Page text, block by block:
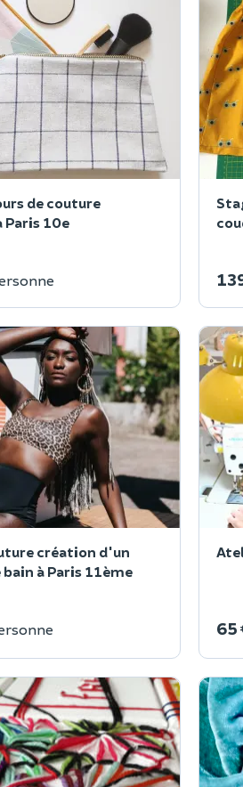
de couture
10e
création d'un
à Paris 11ème
65